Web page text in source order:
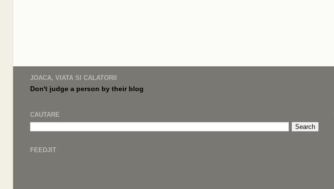
JOACA, VIATA SI CALATORII
Don't judge a person by their blog
CAUTARE
FEEDJIT